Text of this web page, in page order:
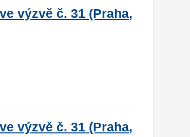
výzvě č. 31 (Praha,
výzvě č. 31 (Praha,